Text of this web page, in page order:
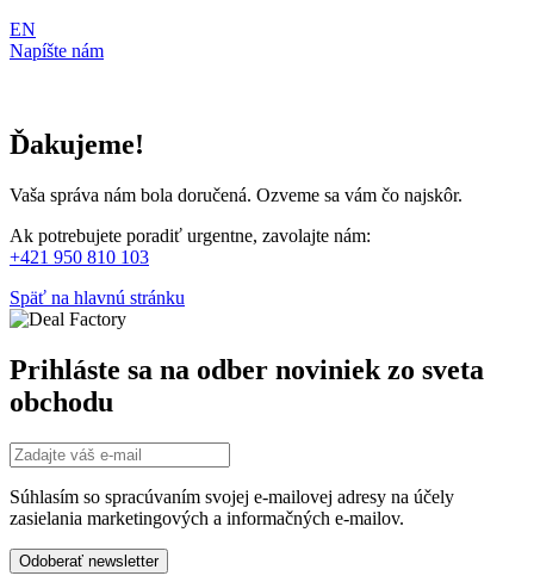
EN
Napíšte nám
Ďakujeme!
Vaša správa nám bola doručená. Ozveme sa vám čo najskôr.
Ak potrebujete poradiť urgentne, zavolajte nám:
+421 950 810 103
Späť na hlavnú stránku
Prihláste sa na odber noviniek zo sveta
obchodu
Súhlasím so spracúvaním svojej e-mailovej adresy na účely
zasielania marketingových a informačných e-mailov.